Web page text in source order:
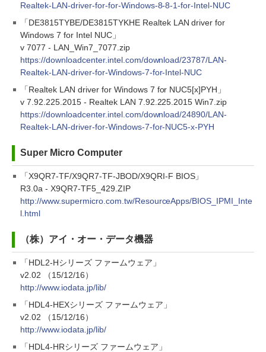
Realtek-LAN-driver-for-for-Windows-8-8-1-for-Intel-NUC
「DE3815TYBE/DE3815TYKHE Realtek LAN driver for
Windows 7 for Intel NUC」
v 7077 - LAN_Win7_7077.zip
https://downloadcenter.intel.com/download/23787/LAN-
Realtek-LAN-driver-for-Windows-7-for-Intel-NUC
「Realtek LAN driver for Windows 7 for NUC5[x]PYH」
v 7.92.225.2015 - Realtek LAN 7.92.225.2015 Win7.zip
https://downloadcenter.intel.com/download/24890/LAN-
Realtek-LAN-driver-for-Windows-7-for-NUC5-x-PYH
Super Micro Computer
「X9QR7-TF/X9QR7-TF-JBOD/X9QRI-F BIOS」
R3.0a - X9QR7-TF5_429.ZIP
http://www.supermicro.com.tw/ResourceApps/BIOS_IPMI_Inte
l.html
（株）アイ・オー・データ機器
「HDL2-Hシリーズ ファームウェア」
v2.02 （15/12/16）
http://www.iodata.jp/lib/
「HDL4-HEXシリーズ ファームウェア」
v2.02 （15/12/16）
http://www.iodata.jp/lib/
「HDL4-HRシリーズ ファームウェア」